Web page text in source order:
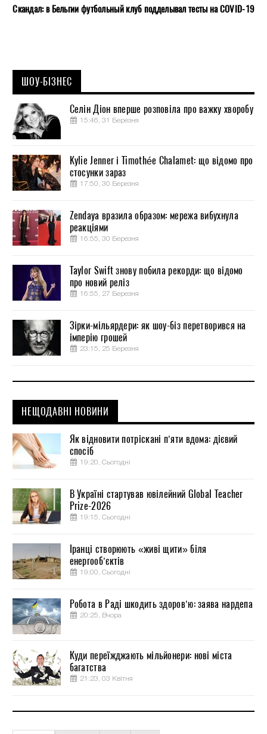
Скандал: в Бельгии футбольный клуб подделывал тесты на COVID-19
ШОУ-БІЗНЕС
Селін Діон вперше розповіла про важку хворобу
15:46, 31 Березня
Kylie Jenner і Timothée Chalamet: що відомо про
стосунки зараз
17:50, 30 Березня
Zendaya вразила образом: мережа вибухнула
реакціями
16:55, 30 Березня
Taylor Swift знову побила рекорди: що відомо
про новий реліз
16:55, 27 Березня
Зірки-мільярдери: як шоу-біз перетворився на
імперію грошей
23:15, 25 Березня
НЕЩОДАВНІ НОВИНИ
Як відновити потріскані п’яти вдома: дієвий
спосіб
19:20, Сьогодні
В Україні стартував ювілейний Global Teacher
Prize-2026
19:15, Сьогодні
Іранці створюють «живі щити» біля
енергооб’єктів
19:00, Сьогодні
Робота в Раді шкодить здоров’ю: заява нардепа
20:25, Вчора
Куди переїжджають мільйонери: нові міста
багатства
21:23, 03 Квітня